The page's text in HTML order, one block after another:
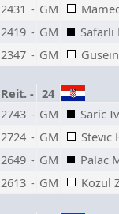
2431 - GM
2419 - GM
Safarli
2347 - GM
Reit. - 24
2743 - GM
Saric
2724 - GM
Stevic
2649 - GM
Palac
2613 - GM
Kozul